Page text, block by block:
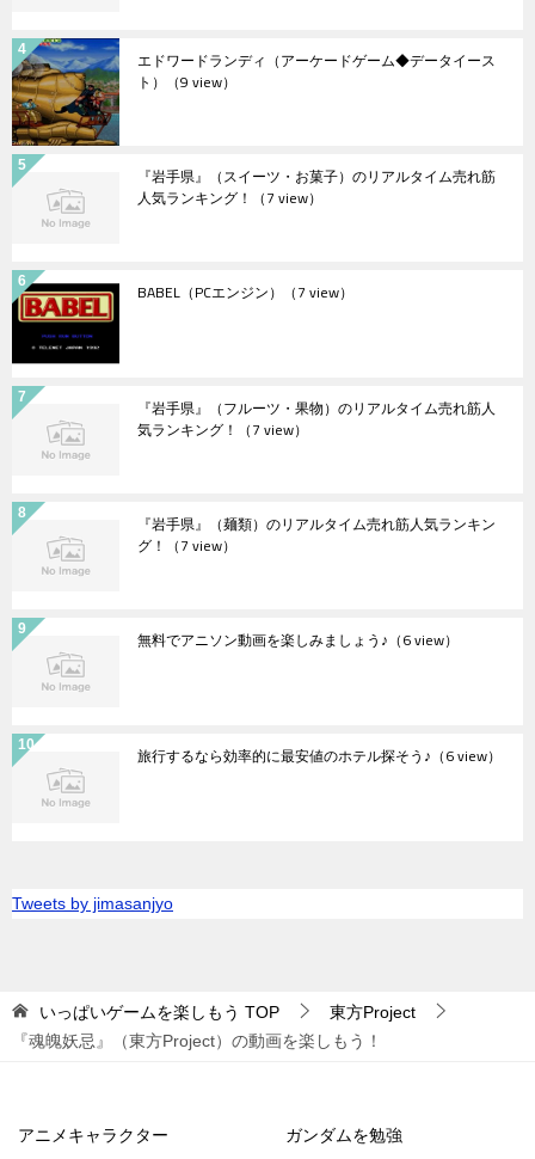
エドワードランディ（アーケードゲーム◆データイース
ト） （9 view）
『岩手県』（スイーツ・お菓子）のリアルタイム売れ筋
人気ランキング！ （7 view）
BABEL（PCエンジン） （7 view）
『岩手県』（フルーツ・果物）のリアルタイム売れ筋人
気ランキング！ （7 view）
『岩手県』（麺類）のリアルタイム売れ筋人気ランキン
グ！ （7 view）
無料でアニソン動画を楽しみましょう♪ （6 view）
旅行するなら効率的に最安値のホテル探そう♪ （6 view）
Tweets by jimasanjyo
いっぱいゲームを楽しもう TOP
東方Project
『魂魄妖忌』（東方Project）の動画を楽しもう！
アニメキャラクター ガンダムを勉強